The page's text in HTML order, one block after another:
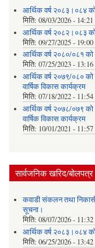
आर्थिक वर्ष २०८३।०८४
मिति: 08/03/2026 - 14:21
आर्थिक वर्ष २०८२।०८३ को
मिति: 09/27/2025 - 19:00
आर्थिक वर्ष २०८०/०८१ को
मिति: 07/25/2023 - 13:16
आर्थिक वर्ष २०७९/०८० को
वार्षिक विकास कार्यक्रम
मिति: 07/18/2022 - 11:54
आर्थिक वर्ष २०७८/०७९ को
वार्षिक विकास कार्यक्रम
मिति: 10/01/2021 - 11:57
सार्वजनिक खरिद/
कवाडी संकलन तथा
सूचना।
मिति: 08/07/2026 - 11:32
आर्थिक वर्ष २०८३।०८४
मिति: 06/25/2026 - 13:42